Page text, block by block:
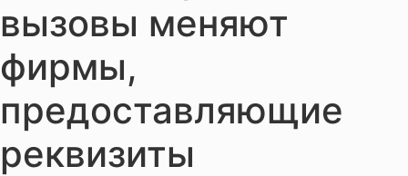
вызовы меняют
фирмы,
предоставляющие
реквизиты